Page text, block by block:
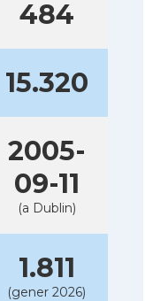
484
15.320
2005-
09-11
(a Dublin)
1.811
(gener 2026)